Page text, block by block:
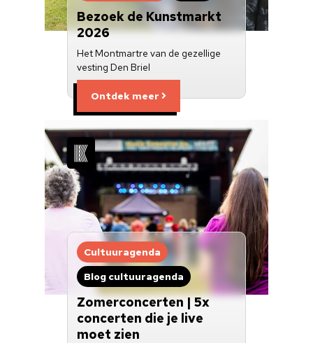
Bezoek de Kunstmarkt
2026
Het Montmartre van de gezellige
vesting Den Briel
Ontdek meer
Cultuuragenda
Blog cultuuragenda
Zomerconcerten | 5x
concerten die je live
moet zien